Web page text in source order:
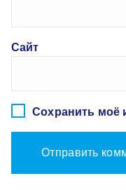
Сайт
Сохранить моё